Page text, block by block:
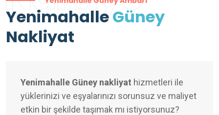
YenimahalleGüney
Nakliyat
Yenimahalle Güney nakliyat hizmetleri ile
yüklerinizi ve eşyalarınızı sorunsuz ve maliyet
etkin bir şekilde taşımak mı istiyorsunuz?